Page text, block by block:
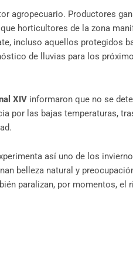
agropecuario. Productores
horticultores de la zona
incluso aquellos protegidos
de lluvias para los
XIVinformaron que no se
por las bajas temperaturas,
así uno de los
belleza natural y
paralizan, por momentos, el